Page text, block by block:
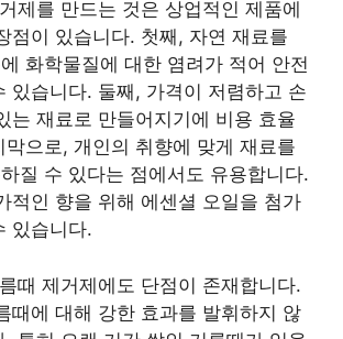
제를 만드는 것은 상업적인 제품에
점이 있습니다. 첫째, 자연 재료를
화학물질에 대한 염려가 적어 안전
있습니다. 둘째, 가격이 저렴하고 손
는 재료로 만들어지기에 비용 효율
막으로, 개인의 취향에 맞게 재료를
질 수 있다는 점에서도 유용합니다.
적인 향을 위해 에센셜 오일을 첨가
있습니다.
때 제거제에도 단점이 존재합니다.
때에 대해 강한 효과를 발휘하지 않